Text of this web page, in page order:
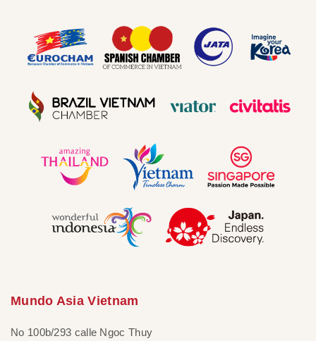
Mundo Asia Vietnam
No 100b/293 calle Ngoc Thuy